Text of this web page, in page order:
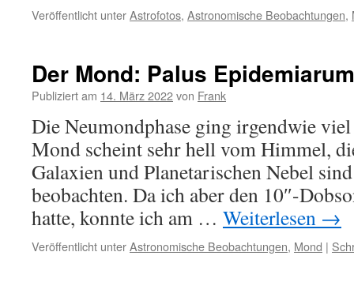
Veröffentlicht unterAstrofotos, Astronomische Beobachtungen,
Der Mond: Palus Epidemiarum
Publiziert am 14. März 2022von Frank
Die Neumondphase ging irgendwie
Mond scheint sehr hell vom Himmel,
Galaxien und Planetarischen Nebel
beobachten. Da ich aber den 10″-
hatte, konnte ich am … Weiterlesen →
Veröffentlicht unterAstronomische Beobachtungen, Mond |